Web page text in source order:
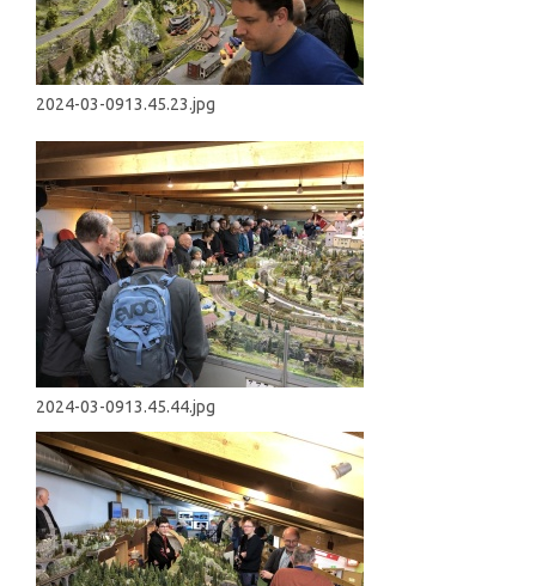
2024-03-0913.45.23.jpg
2024-03-0913.45.44.jpg